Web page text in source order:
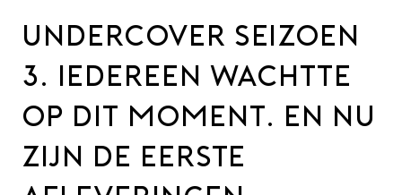
UNDERCOVER SEIZOEN
3. IEDEREEN WACHTTE
OP DIT MOMENT. EN NU
ZIJN DE EERSTE